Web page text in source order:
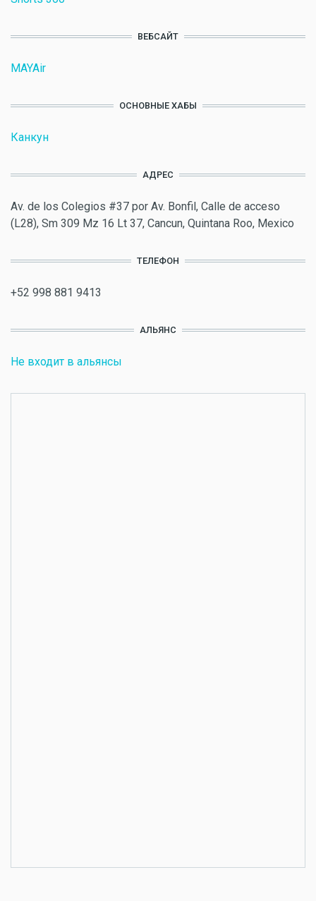
ВЕБСАЙТ
MAYAir
ОСНОВНЫЕ ХАБЫ
Канкун
АДРЕС
Av. de los Colegios #37 por Av. Bonfil, Calle de acceso
(L28), Sm 309 Mz 16 Lt 37, Cancun, Quintana Roo, Mexico
ТЕЛЕФОН
+52 998 881 9413
АЛЬЯНС
Не входит в альянсы